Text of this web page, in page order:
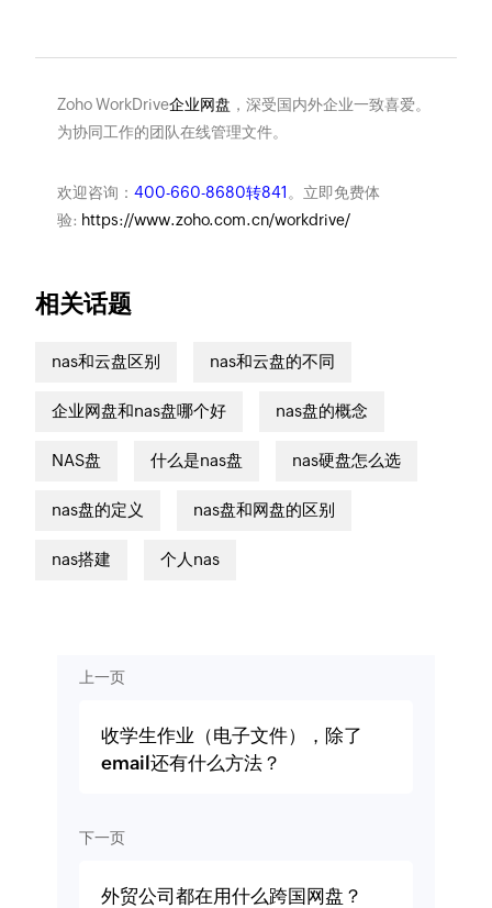
Zoho WorkDrive企业网盘 ，深受国内外企业一致喜爱。
为协同工作的团队在线管理文件。
欢迎咨询： 400-660-8680转841 。立即免费体
验: https://www.zoho.com.cn/workdrive/
相关话题
nas和云盘区别 nas和云盘的不同
企业网盘和nas盘哪个好 nas盘的概念
NAS盘 什么是nas盘 nas硬盘怎么选
nas盘的定义 nas盘和网盘的区别
nas搭建 个人nas
上一页
收学生作业（电子文件），除了
email还有什么方法？
下一页
外贸公司都在用什么跨国网盘？